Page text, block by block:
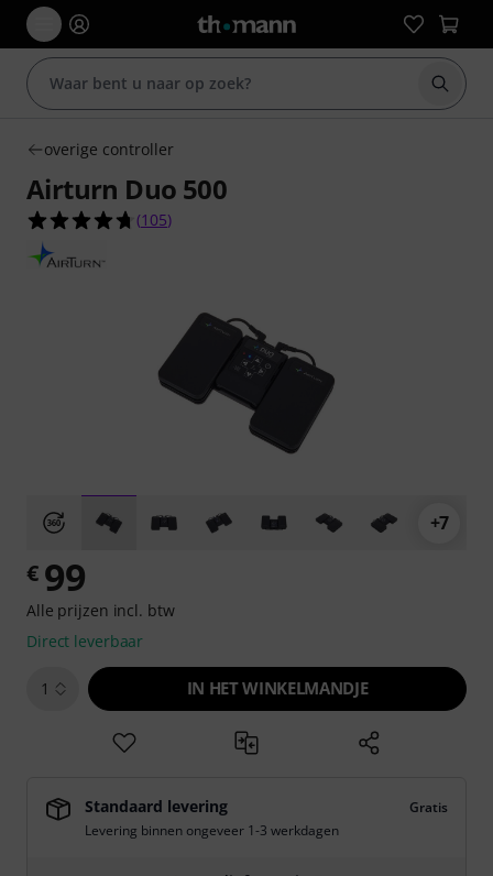
Zoek
overige controller
Airturn Duo 500
4.7 van de 5 sterren van 105 klantbeoordelingen
(105)
+7
€ 99
Alle prijzen incl. btw
Direct leverbaar
1 IN HET WINKELMANDJE
Standaard levering
Gratis
Levering binnen ongeveer 1-3 werkdagen